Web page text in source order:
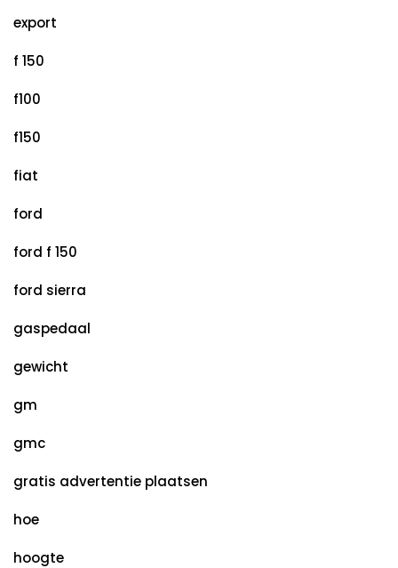
export
f 150
f100
f150
fiat
ford
ford f 150
ford sierra
gaspedaal
gewicht
gm
gmc
gratis advertentie plaatsen
hoe
hoogte